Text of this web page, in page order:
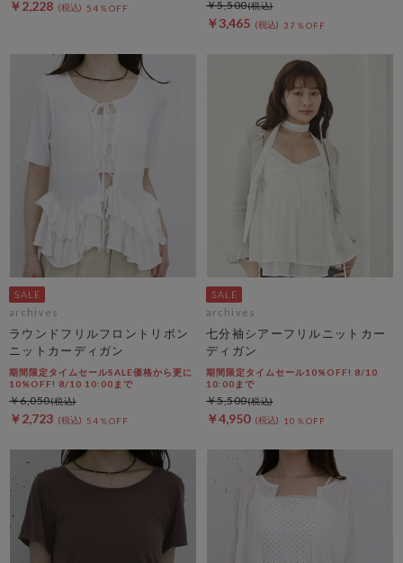
￥2,228 54％OFF
￥3,465 37％OFF
￥5,500
archives
ラウンドフリルフロントリボン
ニットカーディガン
期間限定タイムセールSALE価格から更に
10%OFF! 8/10 10:00まで
￥2,723 54％OFF
￥6,050
archives
七分袖シアーフリルニットカー
ディガン
期間限定タイムセール10%OFF! 8/10
10:00まで
￥4,950 10％OFF
￥5,500